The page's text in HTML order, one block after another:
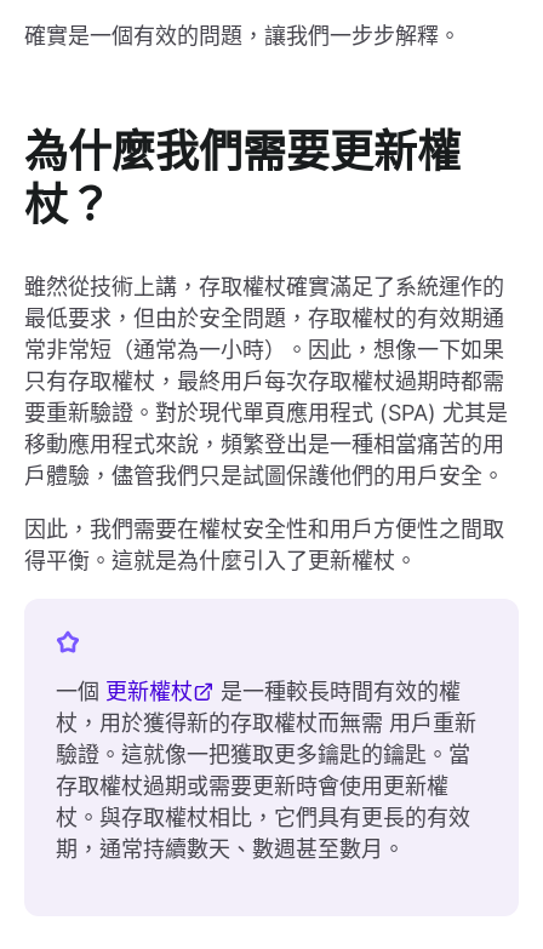
確實是一個有效的問題，讓我們一步步解釋。
為什麼我們需要更新權
杖？
雖然從技術上講，存取權杖確實滿足了系統運作的
最低要求，但由於安全問題，存取權杖的有效期通
常非常短（通常為一小時）。因此，想像一下如果
只有存取權杖，最終用戶每次存取權杖過期時都需
要重新驗證。對於現代單頁應用程式 (SPA) 尤其是
移動應用程式來說，頻繁登出是一種相當痛苦的用
戶體驗，儘管我們只是試圖保護他們的用戶安全。
因此，我們需要在權杖安全性和用戶方便性之間取
得平衡。這就是為什麼引入了更新權杖。
一個 更新權杖
是一種較長時間有效的權
杖，用於獲得新的存取權杖而無需 用戶重新
驗證。這就像一把獲取更多鑰匙的鑰匙。當
存取權杖過期或需要更新時會使用更新權
杖。與存取權杖相比，它們具有更長的有效
期，通常持續數天、數週甚至數月。